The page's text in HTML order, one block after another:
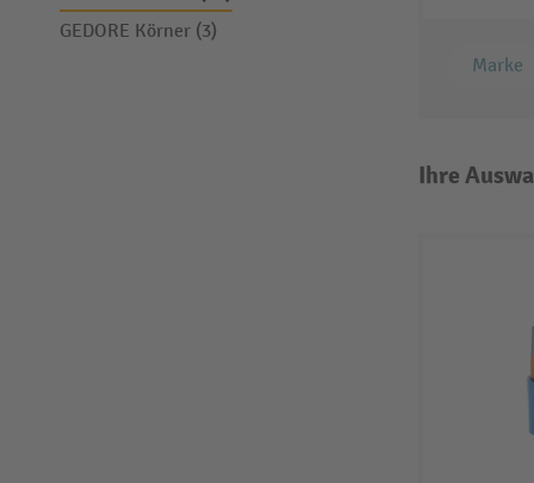
GEDORE Körner (3)
Marke
Ihre